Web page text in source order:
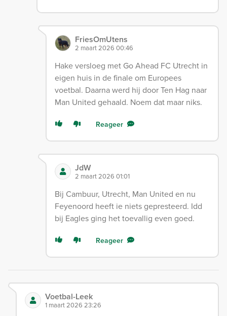
FriesOmUtens
2 maart 2026 00:46
Hake versloeg met Go Ahead FC Utrecht in
eigen huis in de finale om Europees
voetbal. Daarna werd hij door Ten Hag naar
Man United gehaald. Noem dat maar niks.
Reageer
JdW
2 maart 2026 01:01
Bij Cambuur, Utrecht, Man United en nu
Feyenoord heeft ie niets gepresteerd. Idd
bij Eagles ging het toevallig even goed.
Reageer
Voetbal-Leek
1 maart 2026 23:26